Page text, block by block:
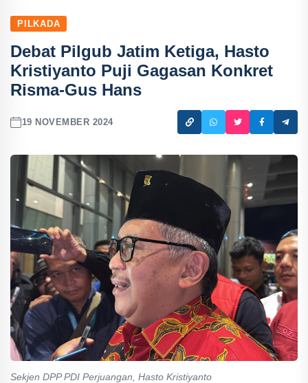
PILKADA
Debat Pilgub Jatim Ketiga, Hasto
Kristiyanto Puji Gagasan Konkret
Risma-Gus Hans
19 NOVEMBER 2024
Sekjen DPP PDI Perjuangan, Hasto Kristiyanto